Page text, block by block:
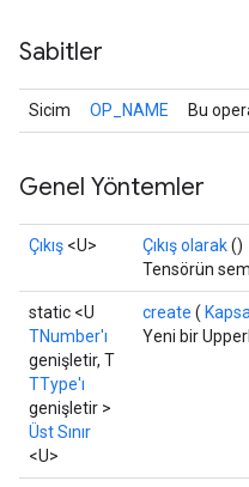
Sabitler
Sicim OP_NAME Bu
Genel Yöntemler
Çıkış <U> Çıkış olarak()
Tensörün
static <U
TNumber'ı
genişletir, T
TType'ı
genişletir >
Üst Sınır
<U>
create (
Yeni bir